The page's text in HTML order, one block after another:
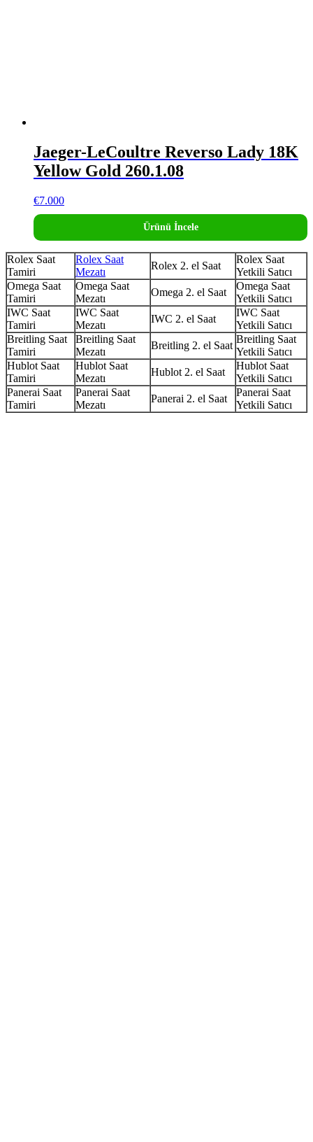
Jaeger-LeCoultre Reverso Lady 18K
Yellow Gold 260.1.08
€7.000
Ürünü İncele
Rolex Saat
Tamiri
Rolex Saat
Mezatı
Rolex 2. el Saat
Rolex Saat
Yetkili Satıcı
Omega Saat
Tamiri
Omega Saat
Mezatı
Omega 2. el Saat
Omega Saat
Yetkili Satıcı
IWC Saat
Tamiri
IWC Saat
Mezatı
IWC 2. el Saat
IWC Saat
Yetkili Satıcı
Breitling Saat
Tamiri
Breitling Saat
Mezatı
Breitling 2. el Saat
Breitling Saat
Yetkili Satıcı
Hublot Saat
Tamiri
Hublot Saat
Mezatı
Hublot 2. el Saat
Hublot Saat
Yetkili Satıcı
Panerai Saat
Tamiri
Panerai Saat
Mezatı
Panerai 2. el Saat
Panerai Saat
Yetkili Satıcı